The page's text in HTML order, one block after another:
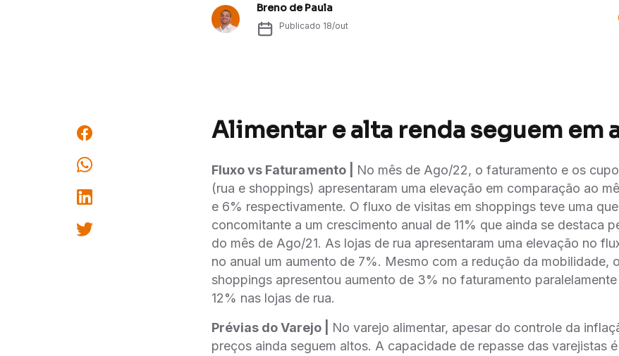
Breno de Paula
Publicado 18/out
Alimentar e alta renda seguem em
Fluxo vs Faturamento | No mês de Ago/22, o faturamento e os
(rua e shoppings) apresentaram uma elevação em comparação ao
e 6% respectivamente. O fluxo de visitas em shoppings teve uma
concomitante a um crescimento anual de 11% que ainda se destaca
do mês de Ago/21. As lojas de rua apresentaram uma elevação no
no anual um aumento de 7%. Mesmo com a redução da mobilidade,
shoppings apresentou aumento de 3% no faturamento
12% nas lojas de rua.
Prévias do Varejo | No varejo alimentar, apesar do controle da
preços ainda seguem altos. A capacidade de repasse das varejistas